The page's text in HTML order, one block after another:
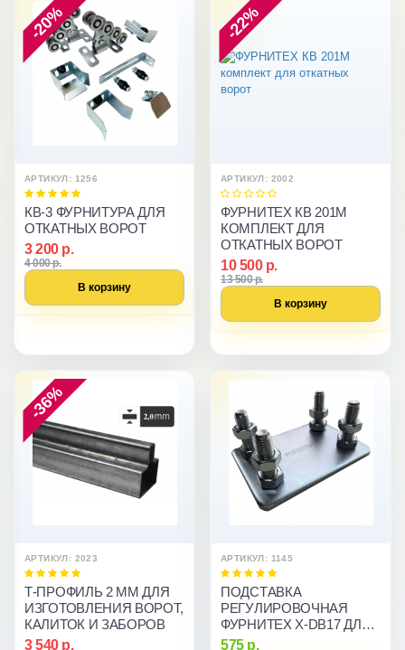
-20%
АРТИКУЛ: 1256
КВ-3 ФУРНИТУРА ДЛЯ
ОТКАТНЫХ ВОРОТ
3 200 р.
4 000 р.
В корзину
-22%
АРТИКУЛ: 2002
ФУРНИТЕХ КВ 201M
КОМПЛЕКТ ДЛЯ
ОТКАТНЫХ ВОРОТ
10 500 р.
13 500 р.
В корзину
-36%
АРТИКУЛ: 2023
Т-ПРОФИЛЬ 2 ММ ДЛЯ
ИЗГОТОВЛЕНИЯ ВОРОТ,
КАЛИТОК И ЗАБОРОВ
3 540 р.
АРТИКУЛ: 1145
ПОДСТАВКА
РЕГУЛИРОВОЧНАЯ
ФУРНИТЕХ X-DB17 ДЛЯ
ОТКАТНЫХ ВОРОТ
575 р.